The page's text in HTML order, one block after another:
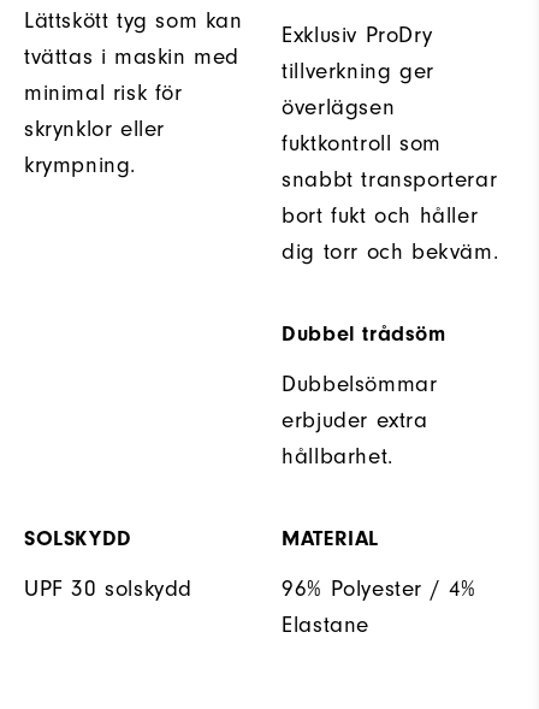
Lättskött tyg som kan
tvättas i maskin med
minimal risk för
skrynklor eller
krympning.
Exklusiv ProDry
tillverkning ger
överlägsen
fuktkontroll som
snabbt transporterar
bort fukt och håller
dig torr och bekväm.
Dubbel trådsöm
Dubbelsömmar
erbjuder extra
hållbarhet.
SOLSKYDD
UPF 30 solskydd
MATERIAL
96% Polyester / 4%
Elastane